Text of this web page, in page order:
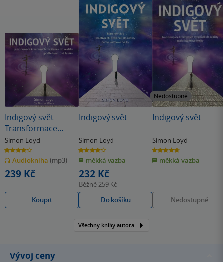
Indigový svět -
Transformace
kreativních
myšlenek do reality
podle kvantové
fyziky
Simon Loyd
4.3
z
5
hvězdiček
Audiokniha (mp3)
239 Kč
Koupit
Indigový svět
Simon Loyd
4.3
z
5
hvězdiček
měkká vazba
232 Kč
Běžně259 Kč
Do košíku
Nedostupné
Indigový svět
Simon Loyd
4.7
z
5
hvězdiček
měkká vazba
Nedostupné
Všechny knihy autora
Vývoj ceny